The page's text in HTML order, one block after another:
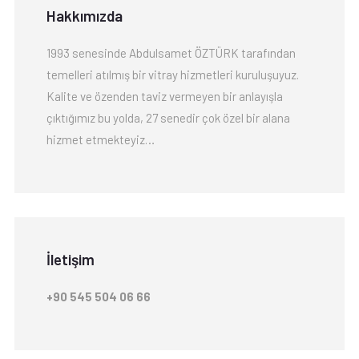
Hakkımızda
1993 senesinde Abdulsamet ÖZTÜRK tarafından
temelleri atılmış bir vitray hizmetleri kuruluşuyuz.
Kalite ve özenden taviz vermeyen bir anlayışla
çıktığımız bu yolda, 27 senedir çok özel bir alana
hizmet etmekteyiz…
İletişim
+90 545 504 06 66